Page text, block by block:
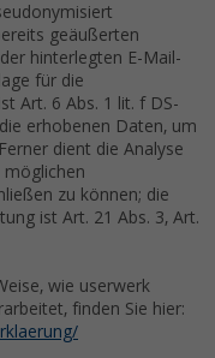
geäußerten
hinterlegten E-Mail-
für die
Art. 6 Abs. 1 lit. f DS-
erhobenen Daten, um
dient die Analyse
möglichen
zu können; die
ist Art. 21 Abs. 3, Art.
wie userwerk
finden Sie hier: